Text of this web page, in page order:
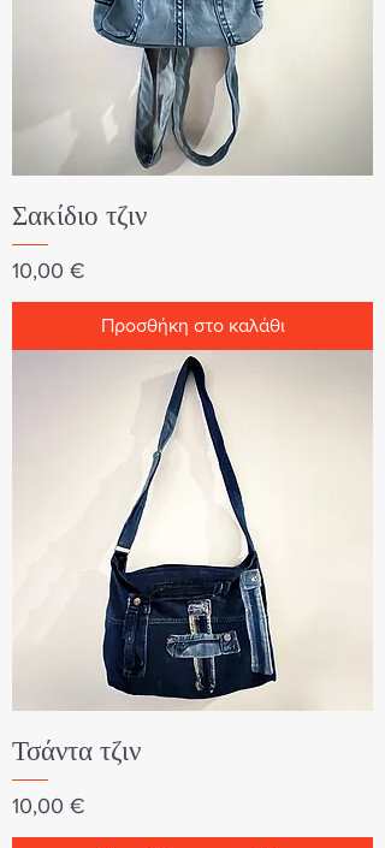
Σακίδιο τζιν
Τιμή
10,00 €
Προσθήκη στο καλάθι
Τσάντα τζιν
Τιμή
10,00 €